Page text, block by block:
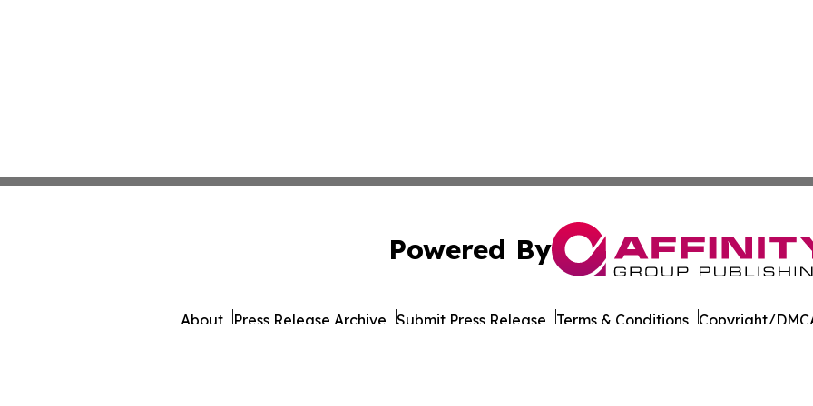
Powered By
About Press Release Archive Submit Press Release Terms & Conditions Copyright/